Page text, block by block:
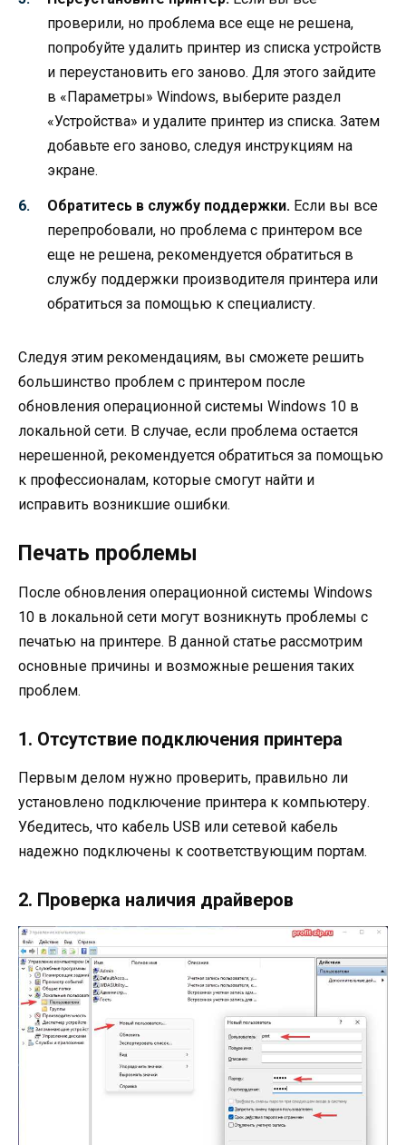
проверили, но проблема все еще не решена,
попробуйте удалить принтер из списка устройств
и переустановить его заново. Для этого зайдите
в «Параметры» Windows, выберите раздел
«Устройства» и удалите принтер из списка. Затем
добавьте его заново, следуя инструкциям на
экране.
Обратитесь в службу поддержки. Если вы все
перепробовали, но проблема с принтером все
еще не решена, рекомендуется обратиться в
службу поддержки производителя принтера или
обратиться за помощью к специалисту.
Следуя этим рекомендациям, вы сможете решить
большинство проблем с принтером после
обновления операционной системы Windows 10 в
локальной сети. В случае, если проблема остается
нерешенной, рекомендуется обратиться за помощью
к профессионалам, которые смогут найти и
исправить возникшие ошибки.
Печать проблемы
После обновления операционной системы Windows
10 в локальной сети могут возникнуть проблемы с
печатью на принтере. В данной статье рассмотрим
основные причины и возможные решения таких
проблем.
1. Отсутствие подключения принтера
Первым делом нужно проверить, правильно ли
установлено подключение принтера к компьютеру.
Убедитесь, что кабель USB или сетевой кабель
надежно подключены к соответствующим портам.
2. Проверка наличия драйверов